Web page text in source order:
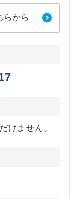
らから
けません。